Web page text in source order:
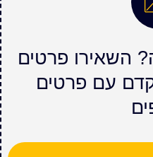
השאירו פרטים
עם פרטים